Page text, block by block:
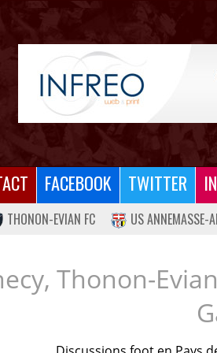
FACEBOOK TWITTER
THONON-EVIAN FC US ANNEMASSE-
Thonon-